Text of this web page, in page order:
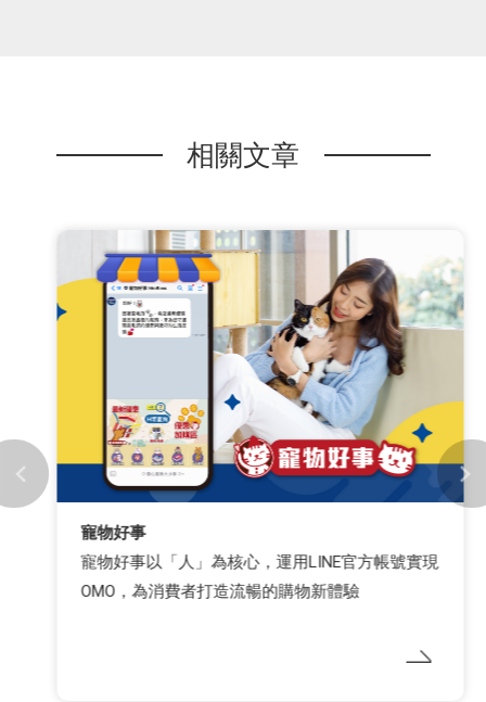
相關文章
寵物好事
寵物好事以「人」為核心，運用LINE官方帳號實現
OMO，為消費者打造流暢的購物新體驗